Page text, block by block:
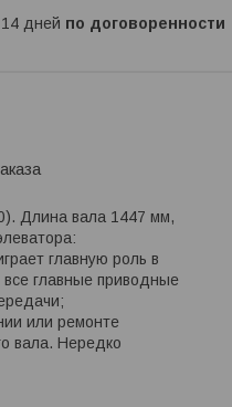
14 дней по договоренности
Длина вала 1447 мм,
главную роль в
главные приводные
или ремонте
вала. Нередко